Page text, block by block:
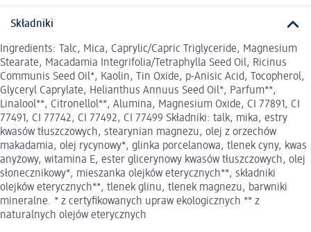
Składniki
Ingredients: Talc, Mica, Caprylic/Capric Triglyceride, Magnesium
Stearate, Macadamia Integrifolia/Tetraphylla Seed Oil, Ricinus
Communis Seed Oil*, Kaolin, Tin Oxide, p-Anisic Acid, Tocopherol,
Glyceryl Caprylate, Helianthus Annuus Seed Oil*, Parfum**,
Linalool**, Citronellol**, Alumina, Magnesium Oxide, CI 77891, CI
77491, CI 77742, CI 77492, CI 77499 Składniki: talk, mika, estry
kwasów tłuszczowych, stearynian magnezu, olej z orzechów
makadamia, olej rycynowy*, glinka porcelanowa, tlenek cyny, kwas
anyżowy, witamina E, ester glicerynowy kwasów tłuszczowych, olej
słonecznikowy*, mieszanka olejków eterycznych**, składniki
olejków eterycznych**, tlenek glinu, tlenek magnezu, barwniki
mineralne. * z certyfikowanych upraw ekologicznych ** z
naturalnych olejów eterycznych